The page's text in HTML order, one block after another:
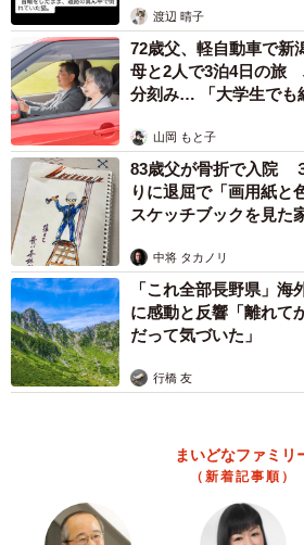
渡辺 晴子
72歳父、軽自動車で
母と2人で3泊4日の旅
分刻み… 「大学生でも
山岡 もと子
83歳父が骨折で入院
りに退屈で「画用紙と
スケッチブックを見た
中将 タカノリ
「これ全部長野県」海
に感動と反響「離れて
だって気づいた」
行橋 友
まいどなファミリ
（新着記事順）